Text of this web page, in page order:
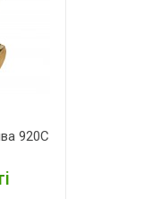
920С